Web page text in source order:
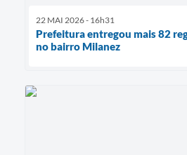
22 MAI 2026 - 16h31
Prefeitura entregou mais 82
no bairro Milanez